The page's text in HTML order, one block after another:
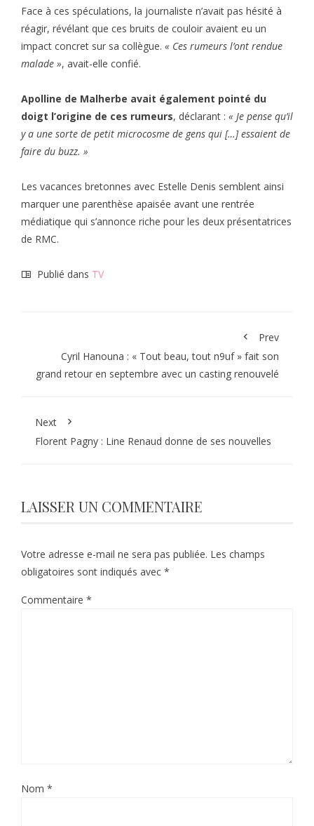
Face à ces spéculations, la journaliste n’avait pas hésité à
réagir, révélant que ces bruits de couloir avaient eu un
impact concret sur sa collègue. « Ces rumeurs l’ont rendue
malade », avait-elle confié.
Apolline de Malherbe avait également pointé du
doigt l’origine de ces rumeurs, déclarant : « Je pense qu’il
y a une sorte de petit microcosme de gens qui […] essaient de
faire du buzz. »
Les vacances bretonnes avec Estelle Denis semblent ainsi
marquer une parenthèse apaisée avant une rentrée
médiatique qui s’annonce riche pour les deux présentatrices
de RMC.
Publié dans TV
Prev
Cyril Hanouna : « Tout beau, tout n9uf » fait son
grand retour en septembre avec un casting renouvelé
Next
Florent Pagny : Line Renaud donne de ses nouvelles
LAISSER UN COMMENTAIRE
Votre adresse e-mail ne sera pas publiée. Les champs
obligatoires sont indiqués avec *
Commentaire *
Nom *